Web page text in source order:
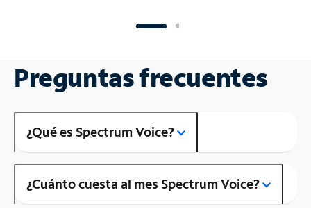
Preguntas frecuentes
¿Qué es Spectrum Voice?
¿Cuánto cuesta al mes Spectrum Voice?